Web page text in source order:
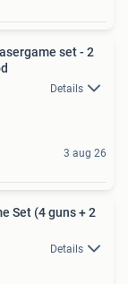
set - 2
Details
3 aug 26
Set (4 guns + 2
Details